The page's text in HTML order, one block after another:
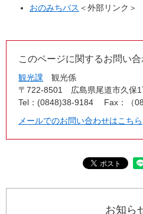
おのみちバス ＜外部リンク＞
このページに関するお問い
観光課
観光係
〒722-8501
広島県尾道市久
Tel：(0848)38-9184
Fax：（
メールでのお問い合わせはこちら
お知ら